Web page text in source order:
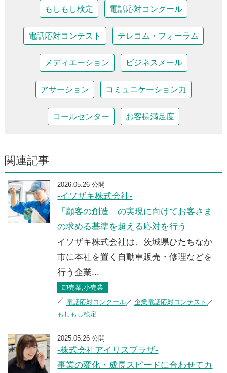
もしもし検定 電話応対コンクール
電話応対コンテスト テレコム・フォーラム
メディエーション ビジネスメール
アサーション コミュニケーション力
コールセンター お客様満足度
関連記事
2026.05.26 公開
-イソザキ株式会社-
「顧客の創造」の実現に向けてお客さま
の求める基準を超える応対を行う
イソザキ株式会社は、茨城県ひたちなか
市に本社を置く自動車販売・修理などを
行う企業...
卸売業,小売業
電話応対コンクール
企業電話応対コンテスト
もしもし検定
2025.05.26 公開
-株式会社アイリスプラザ-
事業の変化・成長スピードに合わせてカ